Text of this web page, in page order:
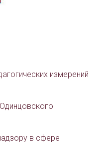
измерений
в сфере